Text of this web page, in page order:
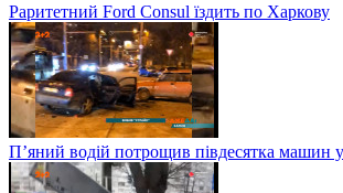
Раритетний Ford Consul їздить по Харкову
П’яний водій потрощив півдесятка машин